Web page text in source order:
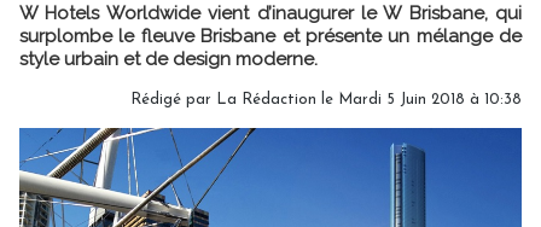
W Hotels Worldwide vient d’inaugurer le W Brisbane, qui
surplombe le fleuve Brisbane et présente un mélange de
style urbain et de design moderne.
Rédigé par La Rédaction le Mardi 5 Juin 2018 à 10:38